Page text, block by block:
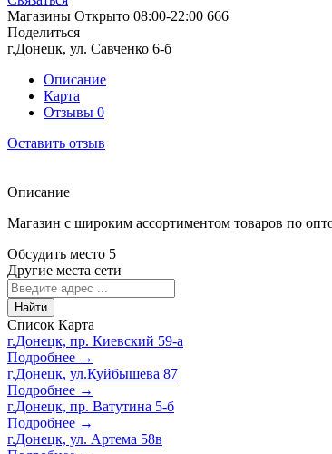
Магазины Открыто 08:00-22:00 666
Поделиться
г.Донецк, ул. Савченко 6-б
Описание
Карта
Отзывы 0
Оставить отзыв
Описание
Магазин с широким ассортиментом товаров по
Обсудить место 5
Другие места сети
Найти
Список Карта
г.Донецк, пр. Киевский 59-а
Подробнее →
г.Донецк, ул.Куйбышева 87
Подробнее →
г.Донецк, пр. Ватутина 5-б
Подробнее →
г.Донецк, ул. Артема 58в